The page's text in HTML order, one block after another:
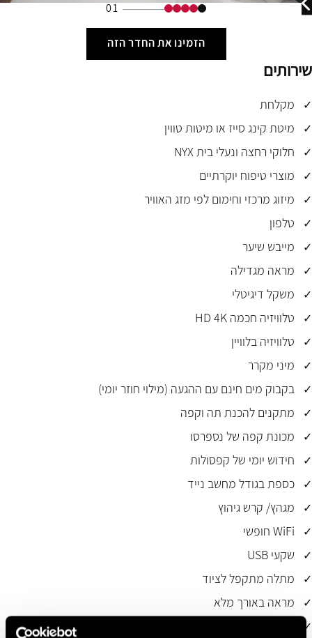
01
הזמינו את החדר הזה
שירותים
מקלחת
מיטת קינג סייז או מיטות טווין
חלוקי רחצה ונעלי בית NYX
מוצרי טיפוח יוקרתיים
מיזוג מרכזי וחימום לפי מזג האוויר
טלפון
מייבש שיער
מראה מגדילה
משקל דיגיטלי
טלוויזיה חכמה HD 4K
טלוויזיה בלוויין
מיני מקרר
בקבוק מים חינם עם ההגעה (מילוי חוזר יומי)
מתקנים להכנת תה וקפה
מכונת קפה של נספרסו
חידוש יומי של קפסולות
כספת בגודל מחשב נייד
מגהץ/ קרש גיהוץ
WiFi חופשי
שקעי USB
מתלה מתקפל לציוד
מראה באורך מלא